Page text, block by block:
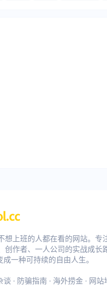
想上班的人都在看的网站。专
创作者、一人公司的实战成长
成一种可持续的自由人生。
谈 · 防骗指南 · 海外捞金 · 网站